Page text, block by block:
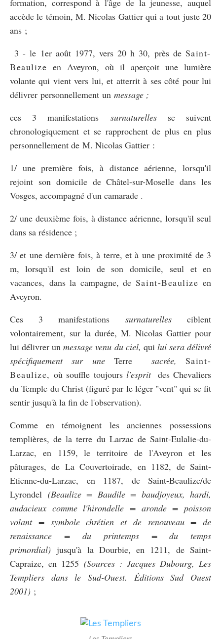
accède le témoin, M. Nicolas Gattier qui a tout juste 20
ans ;
3 - le 1er août 1977, vers 20 h 30, près de Saint-
Beaulize en Aveyron, où il aperçoit une lumière
volante qui vient vers lui, et atterrit à ses côté pour lui
délivrer personnellement un message ;
ces 3 manifestations surnaturellesse suivent
chronologiquement et se rapprochent de plus en plus
personnellement de M. Nicolas Gattier :
1/ une première fois, à distance aérienne, lorsqu'il
rejoint son domicile de Châtel-sur-Moselle dans les
Vosges, accompagné d'un camarade .
2/ une deuxième fois, à distance aérienne, lorsqu'il seul
dans sa résidence ;
3/ et une dernière fois, à terre, et à une proximité de 3
m, lorsqu'il est loin de son domicile, seul et en
vacances, dans la campagne, de Saint-Beaulize en
Aveyron.
Ces 3 manifestations surnaturelles ciblent
volontairement, sur la durée, M. Nicolas Gattier pour
lui délivrer unmessage venu du ciel, qui lui sera délivré
spécifiquement sur uneTerre sacrée, Saint-
Beaulize, où souffle toujoursl'espritdes Chevaliers
du Temple du Christ (figuré par le léger "vent" qui se fit
sentir jusqu'à la fin de l'observation).
Comme en témoignent les anciennes possessions
templières, de la terre du Larzac de Saint-Eulalie-du-
Larzac, en 1159, le territoire de l'Aveyron et les
pâturages, de La Couvertoirade, en 1182, de Saint-
Etienne-du-Larzac, en 1187, de Saint-Beaulize/de
Lyrondel (Beaulize = Baudile = baudjoyeux, hardi,
audacieux comme l'hirondelle = aronde = poisson
volant = symbole chrétien et de renouveau = de
renaissance = du printemps = du temps
primordial) jusqu'à la Dourbie, en 1211, de Saint-
Capraize, en 1255 (Sources : Jacques Dubourg, Les
Templiers dans le Sud-Ouest. Éditions Sud Ouest
2001) ;